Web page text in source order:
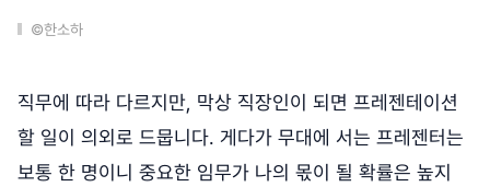
©한소하
직무에 따라 다르지만, 막상 직장인이 되면 프레젠테이션
할 일이 의외로 드뭅니다. 게다가 무대에 서는 프레젠터는
보통 한 명이니 중요한 임무가 나의 몫이 될 확률은 높지